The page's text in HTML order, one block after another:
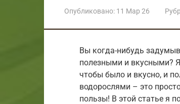
Опубликовано: 11 Мар 26
Вы когда-нибудь
полезными и вкусными?
чтобы было и вкусно, и
водорослями – это
пользы! В этой статье я